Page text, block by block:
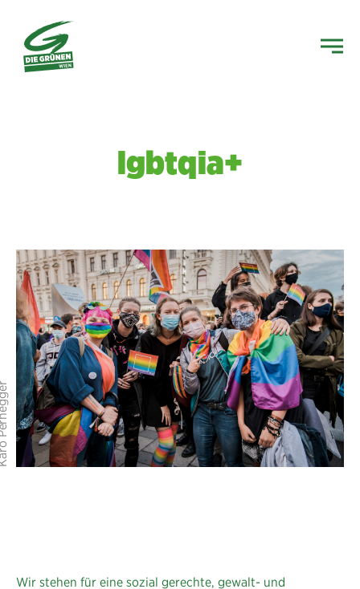
lgbtqia+
Wir stehen für eine sozial gerechte, gewalt- und